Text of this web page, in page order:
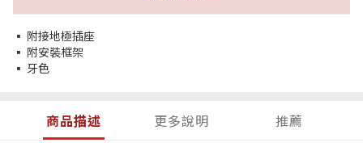
▪ 附接地極插座
▪ 附安裝框架
▪ 牙色
商品描述 更多說明 推薦